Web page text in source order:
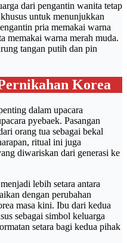
dari pengantin wanita tetap
untuk menunjukkan
pria memakai warna
memakai warna merah muda.
tangan putih dan pin
Korea
dalam upacara
pyebaek. Pasangan
orang tua sebagai bekal
ritual ini juga
diwariskan dari generasi ke
lebih setara antara
dengan perubahan
masa kini. Ibu dari kedua
sebagai simbol keluarga
setara bagi kedua pihak